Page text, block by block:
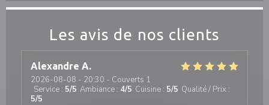
Les avis de nos clients
Alexandre A
2026-08-08 - 20:30 - Couverts 1
Service : 5/5 Ambiance : 4/5 Cuisine : 5/5 Qualité / Prix :
5/5